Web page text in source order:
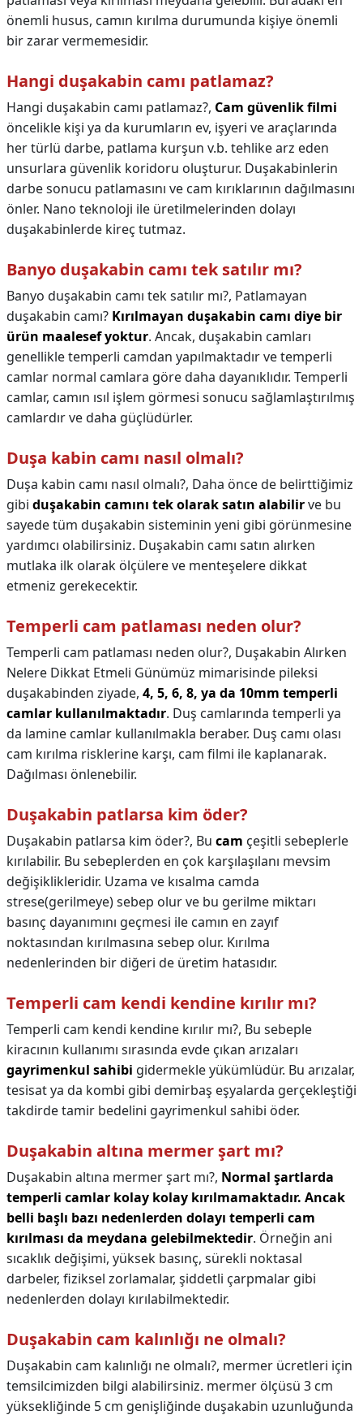
önemli husus, camın kırılma durumunda kişiye önemli
bir zarar vermemesidir.
Hangi duşakabin camı patlamaz?
Hangi duşakabin camı patlamaz?, Cam güvenlik filmi
öncelikle kişi ya da kurumların ev, işyeri ve araçlarında
her türlü darbe, patlama kurşun v.b. tehlike arz eden
unsurlara güvenlik koridoru oluşturur. Duşakabinlerin
darbe sonucu patlamasını ve cam kırıklarının dağılmasını
önler. Nano teknoloji ile üretilmelerinden dolayı
duşakabinlerde kireç tutmaz.
Banyo duşakabin camı tek satılır mı?
Banyo duşakabin camı tek satılır mı?, Patlamayan
duşakabin camı? Kırılmayan duşakabin camı diye bir
ürün maalesef yoktur. Ancak, duşakabin camları
genellikle temperli camdan yapılmaktadır ve temperli
camlar normal camlara göre daha dayanıklıdır. Temperli
camlar, camın ısıl işlem görmesi sonucu sağlamlaştırılmış
camlardır ve daha güçlüdürler.
Duşa kabin camı nasıl olmalı?
Duşa kabin camı nasıl olmalı?, Daha önce de belirttiğimiz
gibi duşakabin camını tek olarak satın alabilirve bu
sayede tüm duşakabin sisteminin yeni gibi görünmesine
yardımcı olabilirsiniz. Duşakabin camı satın alırken
mutlaka ilk olarak ölçülere ve menteşelere dikkat
etmeniz gerekecektir.
Temperli cam patlaması neden olur?
Temperli cam patlaması neden olur?, Duşakabin Alırken
Nelere Dikkat Etmeli Günümüz mimarisinde pileksi
duşakabinden ziyade, 4, 5, 6, 8, ya da 10mm temperli
camlar kullanılmaktadır. Duş camlarında temperli ya
da lamine camlar kullanılmakla beraber. Duş camı olası
cam kırılma risklerine karşı, cam filmi ile kaplanarak.
Dağılması önlenebilir.
Duşakabin patlarsa kim öder?
Duşakabin patlarsa kim öder?, Bu cam çeşitli sebeplerle
kırılabilir. Bu sebeplerden en çok karşılaşılanı mevsim
değişiklikleridir. Uzama ve kısalma camda
strese(gerilmeye) sebep olur ve bu gerilme miktarı
basınç dayanımını geçmesi ile camın en zayıf
noktasından kırılmasına sebep olur. Kırılma
nedenlerinden bir diğeri de üretim hatasıdır.
Temperli cam kendi kendine kırılır mı?
Temperli cam kendi kendine kırılır mı?, Bu sebeple
kiracının kullanımı sırasında evde çıkan arızaları
gayrimenkul sahibi gidermekle yükümlüdür. Bu arızalar,
tesisat ya da kombi gibi demirbaş eşyalarda gerçekleştiği
takdirde tamir bedelini gayrimenkul sahibi öder.
Duşakabin altına mermer şart mı?
Duşakabin altına mermer şart mı?, Normal şartlarda
temperli camlar kolay kolay kırılmamaktadır. Ancak
belli başlı bazı nedenlerden dolayı temperli cam
kırılması da meydana gelebilmektedir. Örneğin ani
sıcaklık değişimi, yüksek basınç, sürekli noktasal
darbeler, fiziksel zorlamalar, şiddetli çarpmalar gibi
nedenlerden dolayı kırılabilmektedir.
Duşakabin cam kalınlığı ne olmalı?
Duşakabin cam kalınlığı ne olmalı?, mermer ücretleri için
temsilcimizden bilgi alabilirsiniz. mermer ölçüsü 3 cm
yüksekliğinde 5 cm genişliğinde duşakabin uzunluğunda